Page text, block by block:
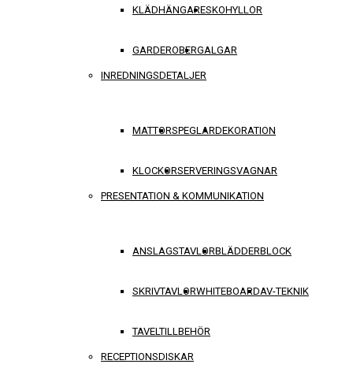
KLÄDHÄNGARESKOHYLLOR
GARDEROBERGALGAR
INREDNINGSDETALJER
MATTORSPEGLARDEKORATION
KLOCKORSERVERINGSVAGNAR
PRESENTATION & KOMMUNIKATION
ANSLAGSTAVLORBLÄDDERBLOCK
SKRIVTAVLORWHITEBOARDAV-TEKNIK
TAVELTILLBEHÖR
RECEPTIONSDISKAR